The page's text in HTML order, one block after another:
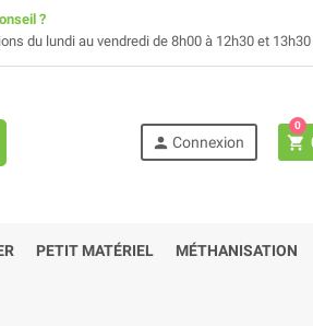
?
du lundi au vendredi de 8h00 à 12h30 et
person Connexion shopping_cart
0
PETIT MATÉRIEL MÉTHANISATION